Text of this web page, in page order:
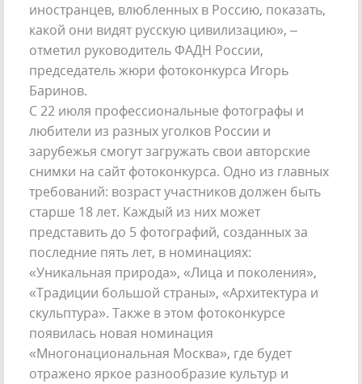
иностранцев, влюбленных в Россию, показать,
какой они видят русскую цивилизацию», –
отметил руководитель ФАДН России,
председатель жюри фотоконкурса Игорь
Баринов.
С 22 июля профессиональные фотографы и
любители из разных уголков России и
зарубежья смогут загружать свои авторские
снимки на сайт фотоконкурса. Одно из главных
требований: возраст участников должен быть
старше 18 лет. Каждый из них может
представить до 5 фотографий, созданных за
последние пять лет, в номинациях:
«Уникальная природа», «Лица и поколения»,
«Традиции большой страны», «Архитектура и
скульптура». Также в этом фотоконкурсе
появилась новая номинация
«Многонациональная Москва», где будет
отражено яркое разнообразие культур и